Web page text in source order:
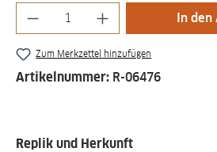
Produkt Anzahl: GibIn den
Zum Merkzettel hinzufügen
Artikelnummer: R-06476
Replik und Herkunft